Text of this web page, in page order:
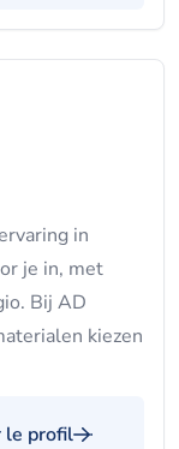
in
je in, met
Bij AD
kiezen
le profil